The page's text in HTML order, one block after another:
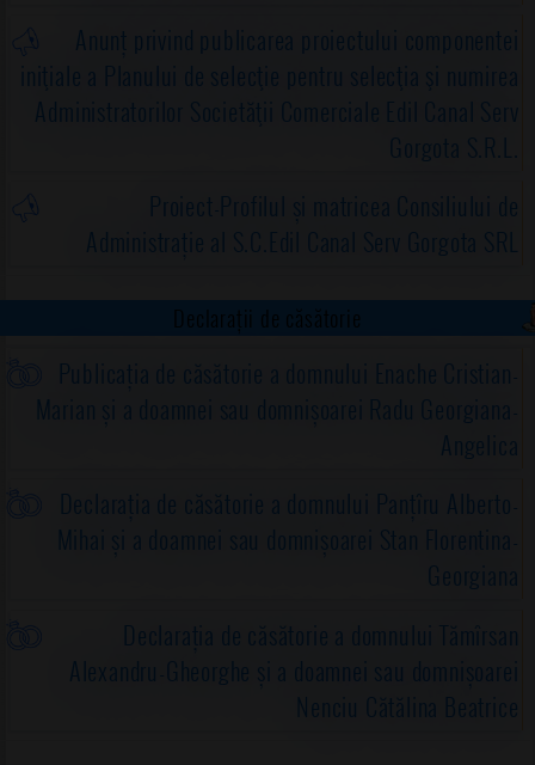
Anunț privind publicarea proiectului componentei
iniţiale a Planului de selecţie pentru selecţia şi numirea
Administratorilor Societăţii Comerciale Edil Canal Serv
Gorgota S.R.L.
Proiect-Profilul și matricea Consiliului de
Administrație al S.C.Edil Canal Serv Gorgota SRL
Declarații de căsătorie
Publicația de căsătorie a domnului Enache Cristian-
Marian și a doamnei sau domnișoarei Radu Georgiana-
Angelica
Declarația de căsătorie a domnului Panțîru Alberto-
Mihai și a doamnei sau domnișoarei Stan Florentina-
Georgiana
Declarația de căsătorie a domnului Tămîrsan
Alexandru-Gheorghe și a doamnei sau domnișoarei
Nenciu Cătălina Beatrice